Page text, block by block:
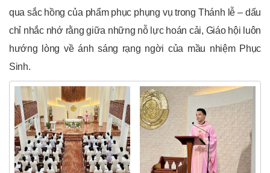
qua sắc hồng của phẩm phục phụng vụ trong Thánh lễ – dấu
chỉ nhắc nhớ rằng giữa những nỗ lực hoán cải, Giáo hội luôn
hướng lòng về ánh sáng rạng ngời của mầu nhiệm Phục
Sinh.